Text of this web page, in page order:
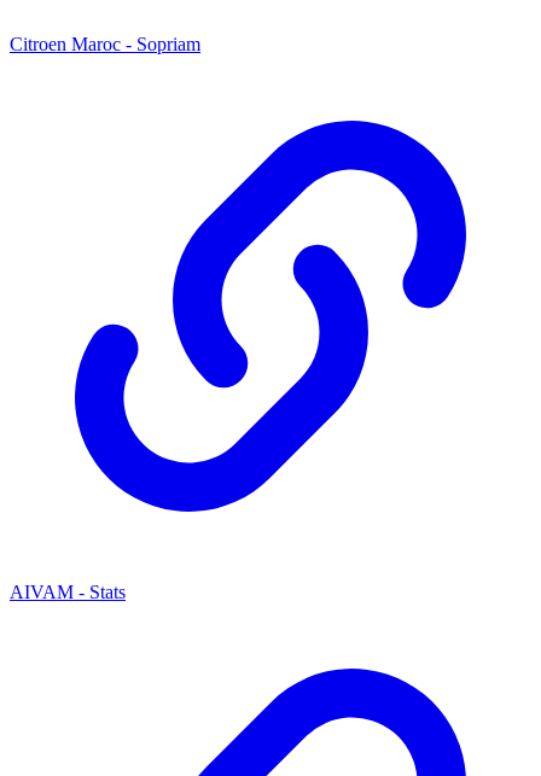
Citroen Maroc - Sopriam
AIVAM - Stats